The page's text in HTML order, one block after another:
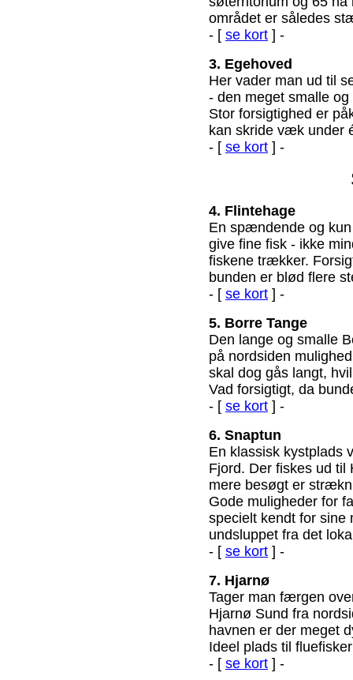
området er således
- [ se kort ] -
3. Egehoved
Her vader man ud til
- den meget smalle
Stor forsigtighed er
kan skride væk under
- [ se kort ] -
4. Flintehage
En spændende og
give fine fisk - ikke
fiskene trækker.
bunden er blød flere
- [ se kort ] -
5. Borre Tange
Den lange og smalle
på nordsiden
skal dog gås langt,
Vad forsigtigt, da
- [ se kort ] -
6. Snaptun
En klassisk kystplads
Fjord. Der fiskes ud til
mere besøgt er
Gode muligheder for
specielt kendt for sine
undsluppet fra det
- [ se kort ] -
7. Hjarnø
Tager man færgen
Hjarnø Sund fra
havnen er der meget
Ideel plads til
- [ se kort ] -